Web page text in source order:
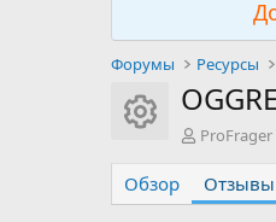
Форумы Ресурсы
OGGRE
А
т
о
ProFrager
Обзор Отзывы